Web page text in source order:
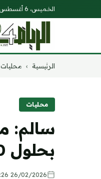
الخميس، 6 أغسطس 2026
الرئيسية › محليات
محليات
بحلول 2030
26/02/2026 07:26